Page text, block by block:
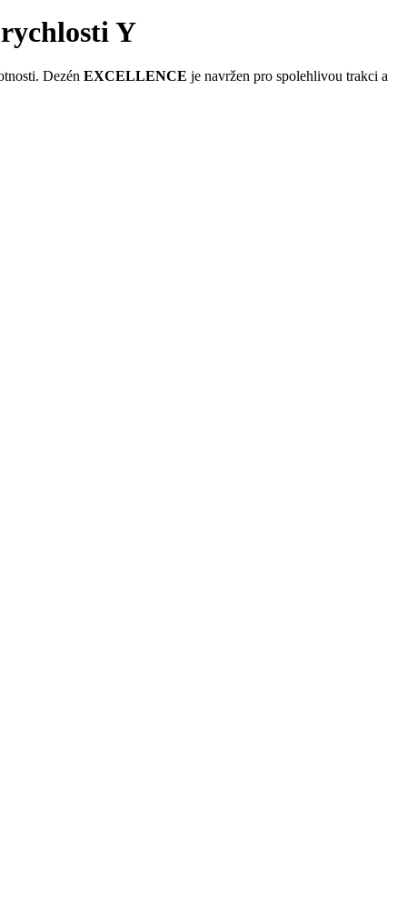
Y
Dezén EXCELLENCE je navržen pro spolehlivou trakci a